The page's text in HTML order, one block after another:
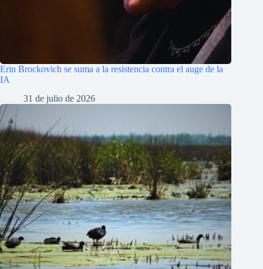
Erin Brockovich se suma a la resistencia contra el auge de la
IA
31 de julio de 2026